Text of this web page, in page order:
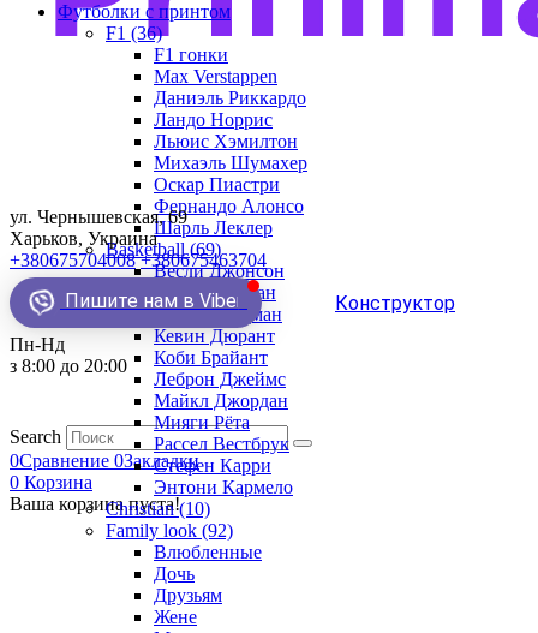
ул. Чернышевская, 69
Харьков, Украина
+380675704008 +380675463704
Пишите нам в Viber Конструктор
Пн-Нд
з 8:00 до 20:00
Search
0Сравнение 0Закладки
0 Корзина
Ваша корзина пуста!
Футболки с принтом
F1 (36)
F1 гонки
Max Verstappen
Даниэль Риккардо
Ландо Норрис
Льюис Хэмилтон
Михаэль Шумахер
Оскар Пиастри
Фернандо Алонсо
Шарль Леклер
Basketball (69)
Весли Джонсон
Демар Деразан
Деннис Родман
Кевин Дюрант
Коби Брайант
Леброн Джеймс
Майкл Джордан
Мияги Рёта
Рассел Вестбрук
Стефен Карри
Энтони Кармело
Christian (10)
Family look (92)
Влюбленные
Дочь
Друзьям
Жене